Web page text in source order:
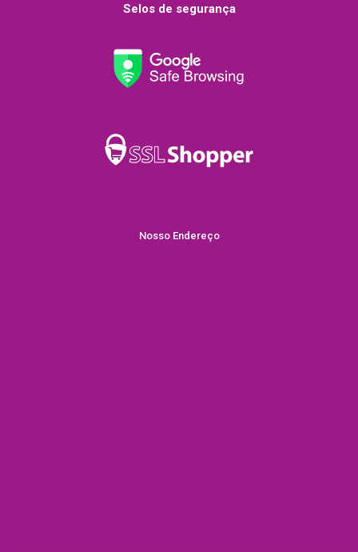
Selos de segurança
Nosso Endereço